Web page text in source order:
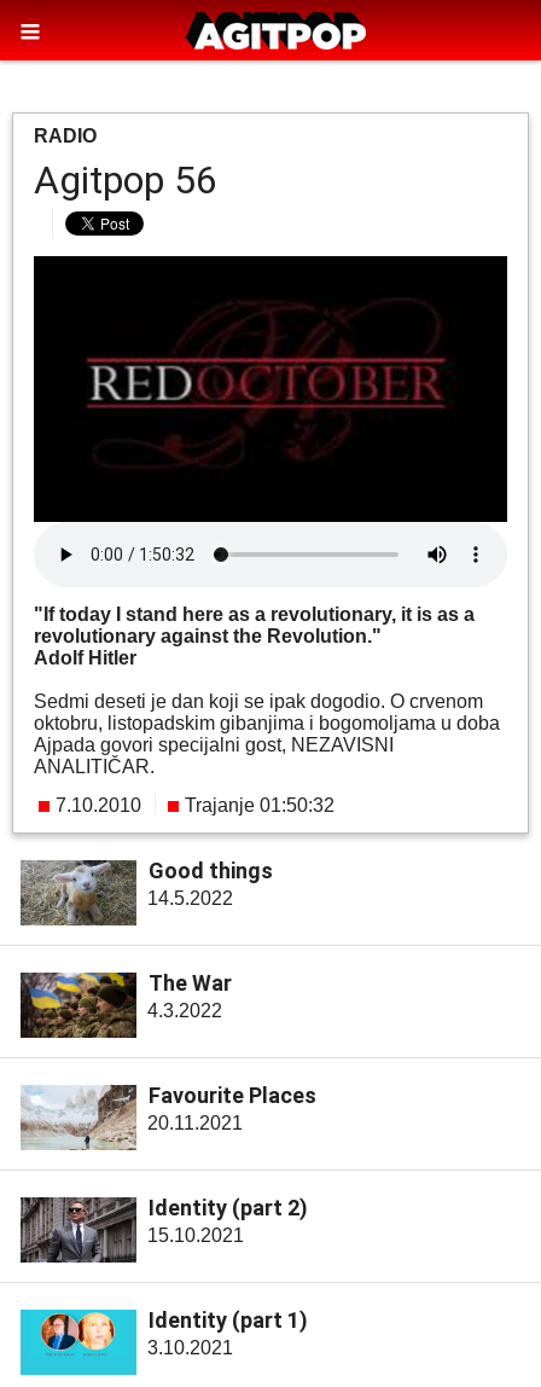
RADIO
Agitpop 56
"If today I stand here as a revolutionary, it is as a
revolutionary against the Revolution."
Adolf Hitler
Sedmi deseti je dan koji se ipak dogodio. O crvenom
oktobru, listopadskim gibanjima i bogomoljama u doba
Ajpada govori specijalni gost, NEZAVISNI
ANALITIČAR.
7.10.2010
Trajanje 01:50:32
Good things
14.5.2022
The War
4.3.2022
Favourite Places
20.11.2021
Identity (part 2)
15.10.2021
Identity (part 1)
3.10.2021